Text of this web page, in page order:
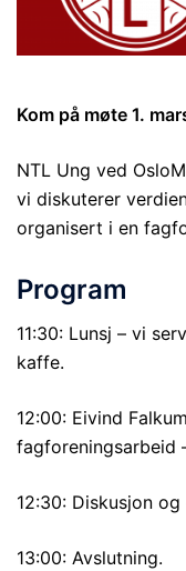
Kom på møte 1.
NTL Ung ved
vi diskuterer
organisert i en
Program
11:30: Lunsj – vi
kaffe.
12:00: Eivind
fagforeningsarbeid
12:30: Diskusjon
13:00: Avslutning.